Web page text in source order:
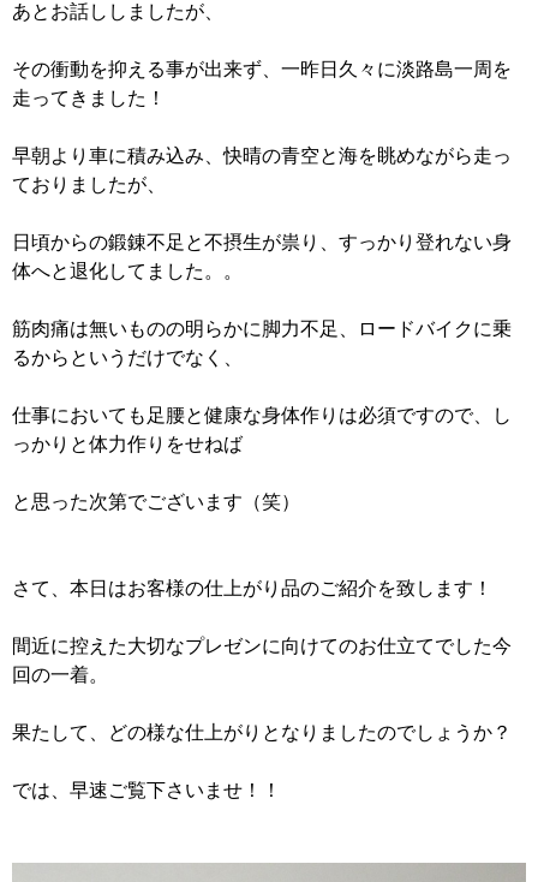
あとお話ししましたが、
その衝動を抑える事が出来ず、一昨日久々に淡路島一周を
走ってきました！
早朝より車に積み込み、快晴の青空と海を眺めながら走っ
ておりましたが、
日頃からの鍛錬不足と不摂生が祟り、すっかり登れない身
体へと退化してました。。
筋肉痛は無いものの明らかに脚力不足、ロードバイクに乗
るからというだけでなく、
仕事においても足腰と健康な身体作りは必須ですので、し
っかりと体力作りをせねば
と思った次第でございます（笑）
さて、本日はお客様の仕上がり品のご紹介を致します！
間近に控えた大切なプレゼンに向けてのお仕立てでした今
回の一着。
果たして、どの様な仕上がりとなりましたのでしょうか？
では、早速ご覧下さいませ！！